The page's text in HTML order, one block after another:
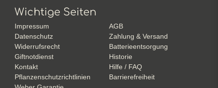
Wichtige Seiten
Impressum
AGB
Datenschutz
Zahlung & Versand
Widerrufsrecht
Batterieentsorgung
Giftnotdienst
Historie
Kontakt
Hilfe / FAQ
Pflanzenschutzrichtlinien
Barrierefreiheit